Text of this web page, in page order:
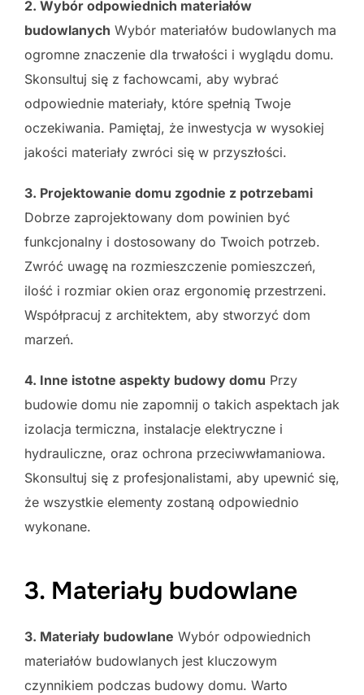
2. Wybór odpowiednich materiałów
budowlanych Wybór materiałów budowlanych ma
ogromne znaczenie dla trwałości i wyglądu domu.
Skonsultuj się z fachowcami, aby wybrać
odpowiednie materiały, które spełnią Twoje
oczekiwania. Pamiętaj, że inwestycja w wysokiej
jakości materiały zwróci się w przyszłości.
3. Projektowanie domu zgodnie z potrzebami
Dobrze zaprojektowany dom powinien być
funkcjonalny i dostosowany do Twoich potrzeb.
Zwróć uwagę na rozmieszczenie pomieszczeń,
ilość i rozmiar okien oraz ergonomię przestrzeni.
Współpracuj z architektem, aby stworzyć dom
marzeń.
4. Inne istotne aspekty budowy domu Przy
budowie domu nie zapomnij o takich aspektach jak
izolacja termiczna, instalacje elektryczne i
hydrauliczne, oraz ochrona przeciwwłamaniowa.
Skonsultuj się z profesjonalistami, aby upewnić się,
że wszystkie elementy zostaną odpowiednio
wykonane.
3. Materiały budowlane
3. Materiały budowlane Wybór odpowiednich
materiałów budowlanych jest kluczowym
czynnikiem podczas budowy domu. Warto